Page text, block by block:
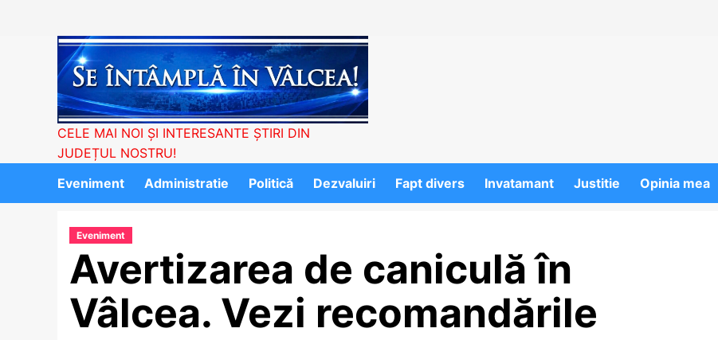
CELE MAI NOI ȘI INTERESANTE ȘTIRI DIN
JUDEȚUL NOSTRU!
Eveniment
Administratie Politică Dezvaluiri Fapt divers Invatamant Justitie Opinia mea
Eveniment
Avertizarea de caniculă în
Vâlcea. Vezi recomandările